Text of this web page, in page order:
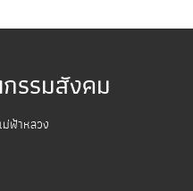
รรมสังคม
ฟ้าหลวง